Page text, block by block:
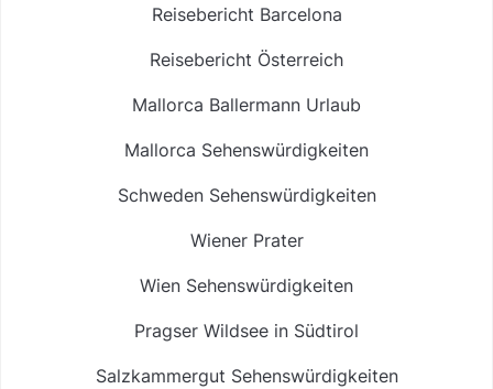
Reisebericht Barcelona
Reisebericht Österreich
Mallorca Ballermann Urlaub
Mallorca Sehenswürdigkeiten
Schweden Sehenswürdigkeiten
Wiener Prater
Wien Sehenswürdigkeiten
Pragser Wildsee in Südtirol
Salzkammergut Sehenswürdigkeiten